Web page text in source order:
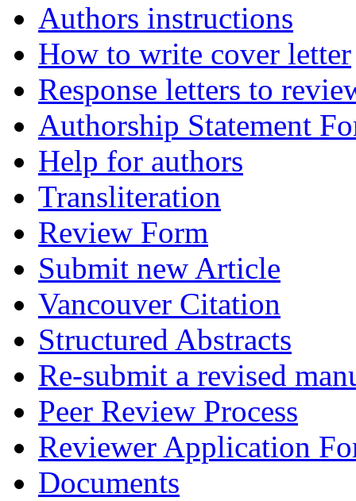
Authors instructions
How to write cover letter
Response letters to
Authorship Statement
Help for authors
Transliteration
Review Form
Submit new Article
Vancouver Citation
Structured Abstracts
Re-submit a revised
Peer Review Process
Reviewer Application
Documents